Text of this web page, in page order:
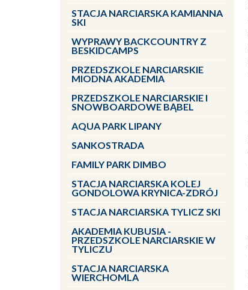
STACJA NARCIARSKA KAMIANNA
SKI
WYPRAWY BACKCOUNTRY Z
BESKIDCAMPS
PRZEDSZKOLE NARCIARSKIE
MIODNA AKADEMIA
PRZEDSZKOLE NARCIARSKIE I
SNOWBOARDOWE BĄBEL
AQUA PARK LIPANY
SANKOSTRADA
FAMILY PARK DIMBO
STACJA NARCIARSKA KOLEJ
GONDOLOWA KRYNICA-ZDRÓJ
STACJA NARCIARSKA TYLICZ SKI
AKADEMIA KUBUSIA -
PRZEDSZKOLE NARCIARSKIE W
TYLICZU
STACJA NARCIARSKA
WIERCHOMLA